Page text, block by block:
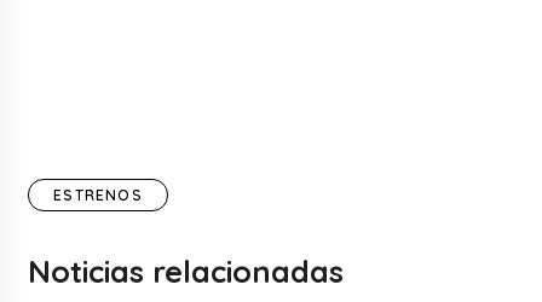
ESTRENOS
Noticias relacionadas